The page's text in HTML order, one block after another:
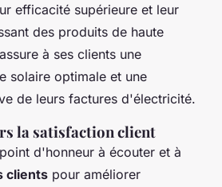
efficacité supérieure et leur
des produits de haute
à ses clients une
solaire optimale et une
de leurs factures d'électricité.
la satisfaction client
d'honneur à écouter et à
clients pour améliorer